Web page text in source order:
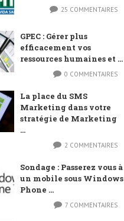
25 COMMENTAIRES
GPEC : Gérer plus
efficacement vos
ressources humaines et ...
0 COMMENTAIRES
La place du SMS
Marketing dans votre
stratégie de Marketing
...
2 COMMENTAIRES
Sondage : Passerez vous à
un mobile sous Windows
Phone ...
7 COMMENTAIRES